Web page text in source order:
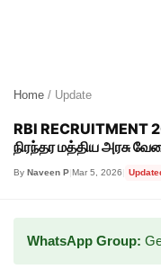
Home / Update
RBI RECRUITMENT
நிரந்தர மத்திய அரசு
By Naveen P|Mar 5, 2026|
WhatsApp Group: